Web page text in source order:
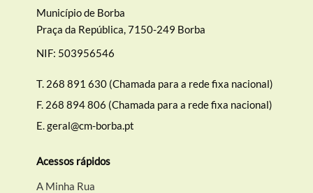
Município de Borba
Praça da República, 7150-249 Borba
NIF: 503956546
T. 268 891 630 (Chamada para a rede fixa nacional)
F. 268 894 806 (Chamada para a rede fixa nacional)
E.geral@cm-borba.pt
Acessos rápidos
A Minha Rua